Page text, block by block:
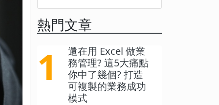
熱門文章
1
還在用 Excel 做業
務管理? 這5大痛點
你中了幾個? 打造
可複製的業務成功
模式